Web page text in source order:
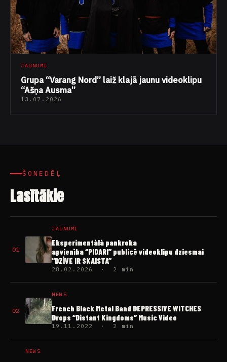
JAUNUMI
Grupa “Varang Nord” laiž klajā jaunu videoklipu
“Ašņa Ausma”
13.07.2026
ŠONEDĒĻ
Lasītākie
01
JAUNUMI
Eksperimentālā pankroka
apvienība “PIDARI” publicē videoklipu dziesmai
“DZĪVE IR SKAISTA”
28.02.2026 · 2 min
02
NEWS
French Black Metal Band DEPRESSIVE WITCHES
Drops “Distant Kingdoms” Music Video
19.11.2022 · 2 min
NEWS